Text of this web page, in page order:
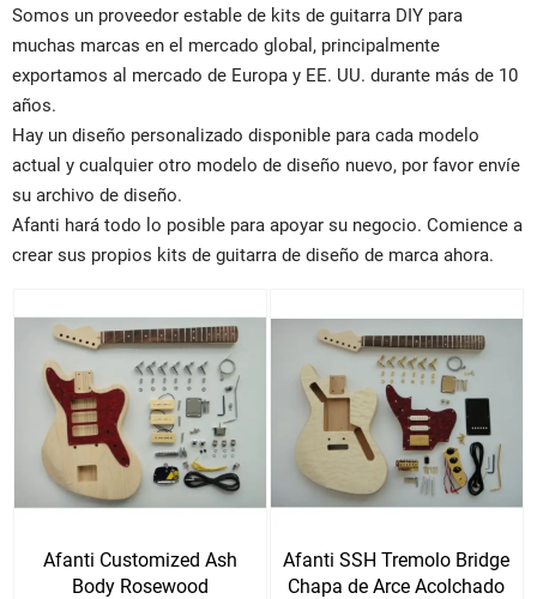
Somos un proveedor estable de kits de guitarra DIY para
muchas marcas en el mercado global, principalmente
exportamos al mercado de Europa y EE. UU. durante más de 10
años.
Hay un diseño personalizado disponible para cada modelo
actual y cualquier otro modelo de diseño nuevo, por favor envíe
su archivo de diseño.
Afanti hará todo lo posible para apoyar su negocio. Comience a
crear sus propios kits de guitarra de diseño de marca ahora.
Afanti Customized Ash
Body Rosewood
Afanti SSH Tremolo Bridge
Chapa de Arce Acolchado